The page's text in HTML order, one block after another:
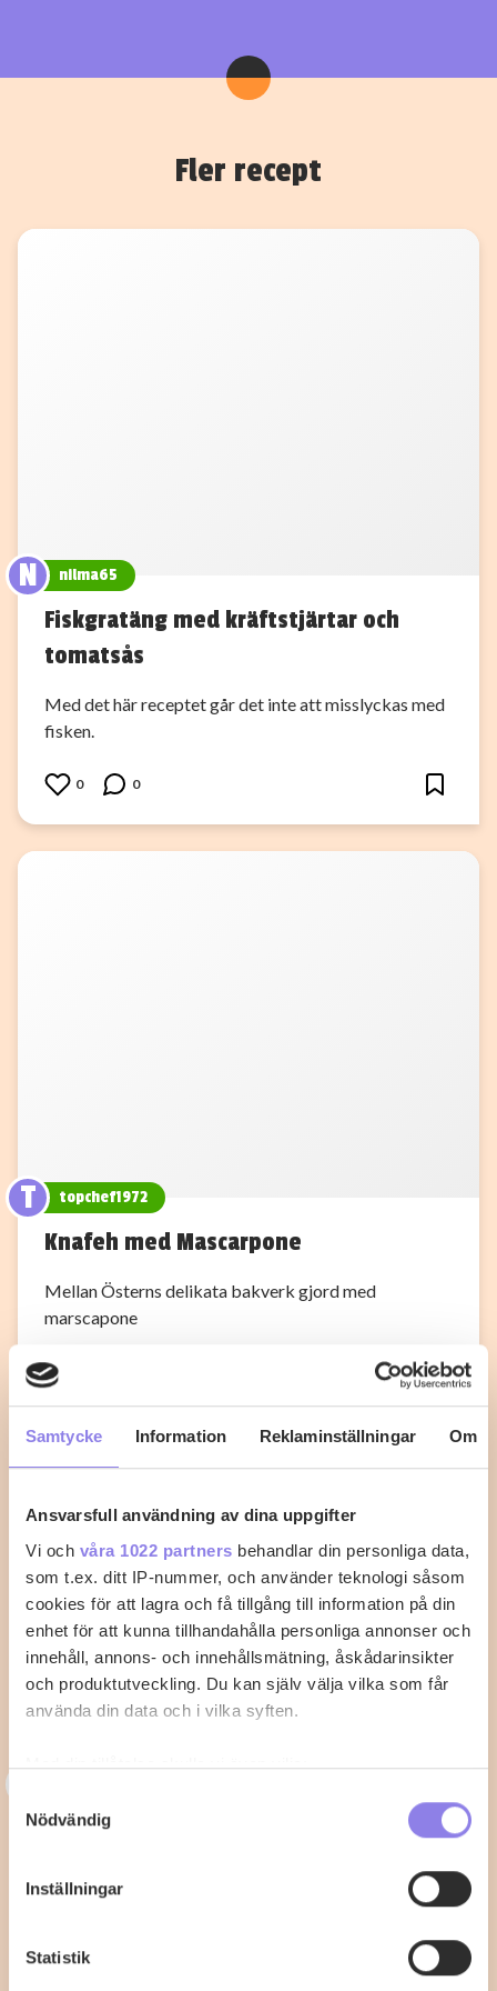
Samtycke Information Reklaminställningar Om
Ansvarsfull användning av dina uppgifter
Vi och våra 1022 partners behandlar din personliga data,
som t.ex. ditt IP-nummer, och använder teknologi såsom
cookies för att lagra och få tillgång till information på din
enhet för att kunna tillhandahålla personliga annonser och
innehåll, annons- och innehållsmätning, åskådarinsikter
och produktutveckling. Du kan själv välja vilka som får
använda din data och i vilka syften.
Med din tillåtelse skulle vi även vilja:
som kan ha en noggrannhet på upp till flera meter
Ta reda på mer om hur dina personliga uppgifter
Du kan ändra eller dra tillbaka ditt samtycke när som
Samtyckesval
Nödvändig
Inställningar
Statistik
Fler recept
N nilma65
Fiskgratäng med kräftstjärtar och
tomatsås
Med det här receptet går det inte att misslyckas med
fisken.
0 0
T topchef1972
Knafeh med Mascarpone
Mellan Österns delikata bakverk gjord med
marscapone
Kycklingklubba i ugn – Så lyckas du
När du vill laga kycklingklubba i ugn är det viktigt att